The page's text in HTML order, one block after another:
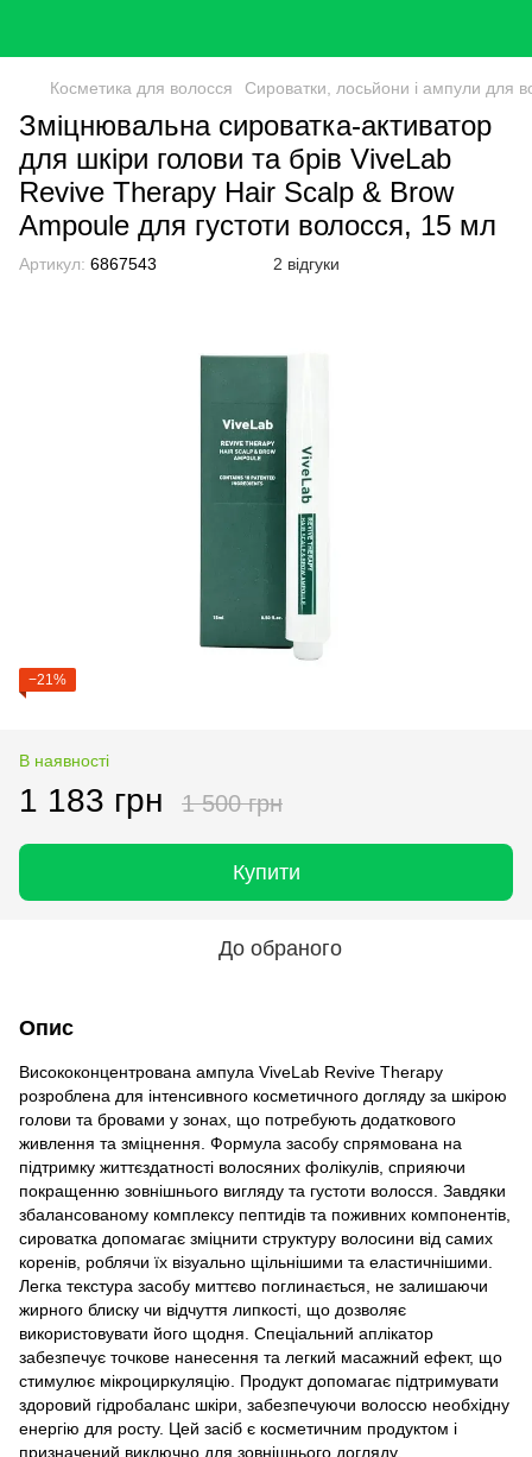
Косметика для волосся Сироватки, лосьйони і ампули для
Зміцнювальна сироватка-активатор
для шкіри голови та брів ViveLab
Revive Therapy Hair Scalp & Brow
Ampoule для густоти волосся, 15 мл
Артикул: 6867543 2 відгуки
−21%
В наявності
1 183 грн 1 500 грн
Купити
До обраного
Опис
Висококонцентрована ампула ViveLab Revive Therapy
розроблена для інтенсивного косметичного догляду за шкірою
голови та бровами у зонах, що потребують додаткового
живлення та зміцнення. Формула засобу спрямована на
підтримку життєздатності волосяних фолікулів, сприяючи
покращенню зовнішнього вигляду та густоти волосся. Завдяки
збалансованому комплексу пептидів та поживних компонентів,
сироватка допомагає зміцнити структуру волосини від самих
коренів, роблячи їх візуально щільнішими та еластичнішими.
Легка текстура засобу миттєво поглинається, не залишаючи
жирного блиску чи відчуття липкості, що дозволяє
використовувати його щодня. Спеціальний аплікатор
забезпечує точкове нанесення та легкий масажний ефект, що
стимулює мікроциркуляцію. Продукт допомагає підтримувати
здоровий гідробаланс шкіри, забезпечуючи волоссю необхідну
енергію для росту. Цей засіб є косметичним продуктом і
призначений виключно для зовнішнього догляду.